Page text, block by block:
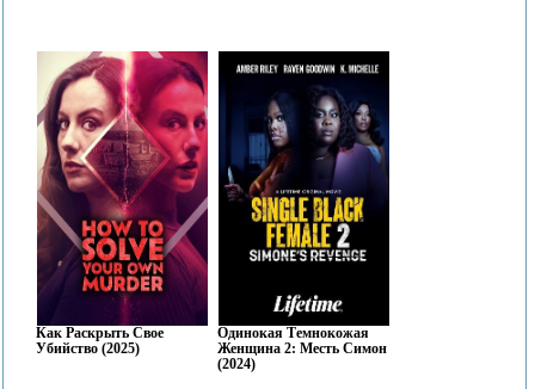
Как Раскрыть Свое
Убийство (2025)
Одинокая Темнокожая
Женщина 2: Месть Симон
(2024)